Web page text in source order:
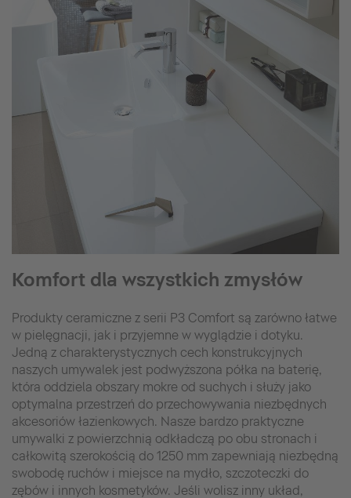
Komfort dla wszystkich zmysłów
Produkty ceramiczne z serii P3 Comfort są zarówno łatwe
w pielęgnacji, jak i przyjemne w wyglądzie i dotyku.
Jedną z charakterystycznych cech konstrukcyjnych
naszych umywalek jest podwyższona półka na baterię,
która oddziela obszary mokre od suchych i służy jako
optymalna przestrzeń do przechowywania niezbędnych
akcesoriów łazienkowych. Nasze bardzo praktyczne
umywalki z powierzchnią odkładczą po obu stronach i
całkowitą szerokością do 1250 mm zapewniają niezbędną
swobodę ruchów i miejsce na mydło, szczoteczki do
zębów i innych kosmetyków. Jeśli wolisz inny układ,